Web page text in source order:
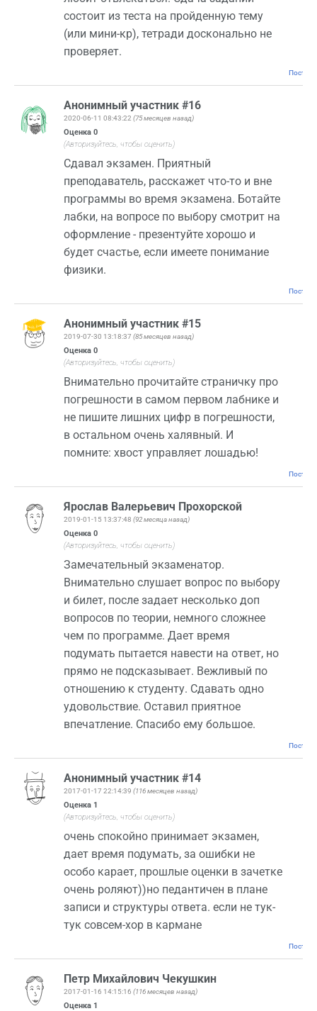
состоит из теста на пройденную тему
(или мини-кр), тетради досконально не
проверяет.
Анонимный участник #16
2020-06-11 08:43:22 (75 месяцев назад)
Оценка 0
(Авторизуйтесь, чтобы оценить)
Сдавал экзамен. Приятный
преподаватель, расскажет что-то и вне
программы во время экзамена. Ботайте
лабки, на вопросе по выбору смотрит на
оформление - презентуйте хорошо и
будет счастье, если имеете понимание
физики.
Анонимный участник #15
2019-07-30 13:18:37 (85 месяцев назад)
Оценка 0
(Авторизуйтесь, чтобы оценить)
Внимательно прочитайте страничку про
погрешности в самом первом лабнике и
не пишите лишних цифр в погрешности,
в остальном очень халявный. И
помните: хвост управляет лошадью!
Ярослав Валерьевич Прохорской
2019-01-15 13:37:48 (92 месяца назад)
Оценка 0
(Авторизуйтесь, чтобы оценить)
Замечательный экзаменатор.
Внимательно слушает вопрос по выбору
и билет, после задает несколько доп
вопросов по теории, немного сложнее
чем по программе. Дает время
подумать пытается навести на ответ, но
прямо не подсказывает. Вежливый по
отношению к студенту. Сдавать одно
удовольствие. Оставил приятное
впечатление. Спасибо ему большое.
Анонимный участник #14
2017-01-17 22:14:39 (116 месяцев назад)
Оценка 1
(Авторизуйтесь, чтобы оценить)
очень спокойно принимает экзамен,
дает время подумать, за ошибки не
особо карает, прошлые оценки в зачетке
очень роляют))но педантичен в плане
записи и структуры ответа. если не тук-
тук совсем-хор в кармане
Петр Михайлович Чекушкин
2017-01-16 14:15:16 (116 месяцев назад)
Оценка 1